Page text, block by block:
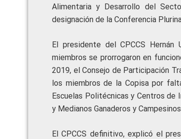
Alimentaria y Desarrollo del
designación de la Conferencia
El presidente del CPCCS
miembros se prorrogaron en
2019, el Consejo de Participación
los miembros de la Copisa por
Escuelas Politécnicas y Centros de
y Medianos Ganaderos y
El CPCCS definitivo, explicó el